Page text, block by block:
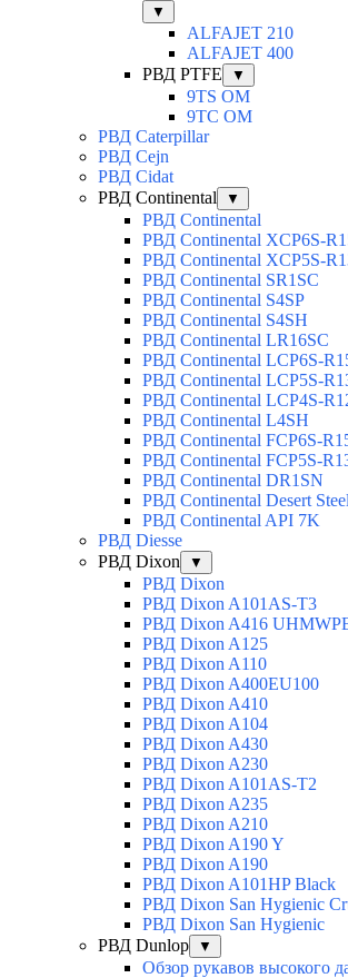
▼
ALFAJET 210
ALFAJET 400
РВД PTFE
▼
9TS OM
9TC OM
РВД Caterpillar
РВД Cejn
РВД Cidat
РВД Continental
▼
РВД Continental
РВД Continental XCP6S-
РВД Continental XCP5S-
РВД Continental SR1SC
РВД Continental S4SP
РВД Continental S4SH
РВД Continental LR16SC
РВД Continental LCP6S-
РВД Continental LCP5S-
РВД Continental LCP4S-
РВД Continental L4SH
РВД Continental FCP6S-
РВД Continental FCP5S-
РВД Continental DR1SN
РВД Continental Desert
РВД Continental API 7K
РВД Diesse
РВД Dixon
▼
РВД Dixon
РВД Dixon A101AS-T3
РВД Dixon A416
РВД Dixon A125
РВД Dixon A110
РВД Dixon A400EU100
РВД Dixon A410
РВД Dixon A104
РВД Dixon A430
РВД Dixon A230
РВД Dixon A101AS-T2
РВД Dixon A235
РВД Dixon A210
РВД Dixon A190 Y
РВД Dixon A190
РВД Dixon A101HP Black
РВД Dixon San Hygienic
РВД Dixon San Hygienic
РВД Dunlop
▼
Обзор рукавов высокого